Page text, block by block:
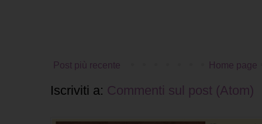
Post più recente Home page
Iscriviti a: Commenti sul post (Atom)